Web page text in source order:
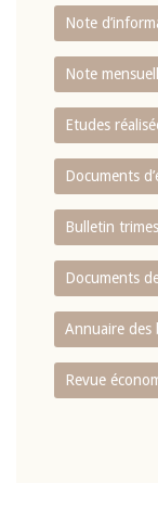
Note
Note
Etudes
Documents
Bulletin
Documents
Annuaire des
Revue